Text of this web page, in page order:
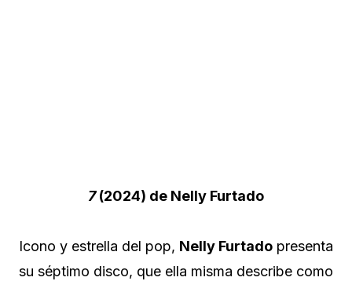
7(2024) de Nelly Furtado
Icono y estrella del pop, Nelly Furtado presenta
su séptimo disco, que ella misma describe como